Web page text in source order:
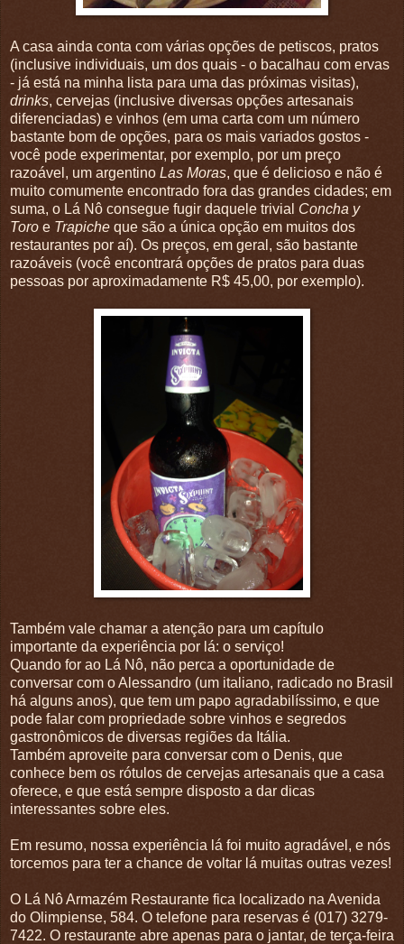
A casa ainda conta com várias opções de petiscos, pratos
(inclusive individuais, um dos quais - o bacalhau com ervas
- já está na minha lista para uma das próximas visitas),
drinks, cervejas (inclusive diversas opções artesanais
diferenciadas) e vinhos (em uma carta com um número
bastante bom de opções, para os mais variados gostos -
você pode experimentar, por exemplo, por um preço
razoável, um argentino Las Moras, que é delicioso e não é
muito comumente encontrado fora das grandes cidades; em
suma, o Lá Nô consegue fugir daquele trivial Concha y
Toro e Trapiche que são a única opção em muitos dos
restaurantes por aí). Os preços, em geral, são bastante
razoáveis (você encontrará opções de pratos para duas
pessoas por aproximadamente R$ 45,00, por exemplo).
Também vale chamar a atenção para um capítulo
importante da experiência por lá: o serviço!
Quando for ao Lá Nô, não perca a oportunidade de
conversar com o Alessandro (um italiano, radicado no Brasil
há alguns anos), que tem um papo agradabilíssimo, e que
pode falar com propriedade sobre vinhos e segredos
gastronômicos de diversas regiões da Itália.
Também aproveite para conversar com o Denis, que
conhece bem os rótulos de cervejas artesanais que a casa
oferece, e que está sempre disposto a dar dicas
interessantes sobre eles.
Em resumo, nossa experiência lá foi muito agradável, e nós
torcemos para ter a chance de voltar lá muitas outras vezes!
O Lá Nô Armazém Restaurante fica localizado na Avenida
do Olimpiense, 584. O telefone para reservas é (017) 3279-
7422. O restaurante abre apenas para o jantar, de terça-feira